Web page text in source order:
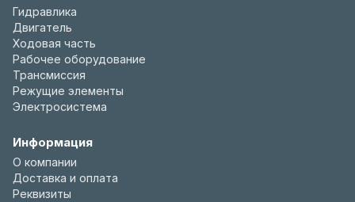
Гидравлика
Двигатель
Ходовая часть
Рабочее оборудование
Трансмиссия
Режущие элементы
Электросистема
Информация
О компании
Доставка и оплата
Реквизиты